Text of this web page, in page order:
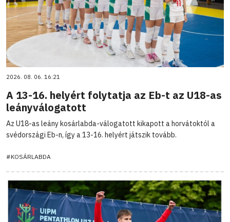
2026. 08. 06. 16:21
A 13-16. helyért folytatja az Eb-t az U18-as
leányválogatott
Az U18-as leány kosárlabda-válogatott kikapott a horvátoktól a
svédországi Eb-n, így a 13-16. helyért játszik tovább.
#KOSÁRLABDA